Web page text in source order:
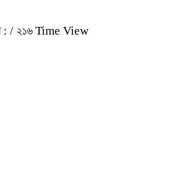
: / ২১৬ Time View